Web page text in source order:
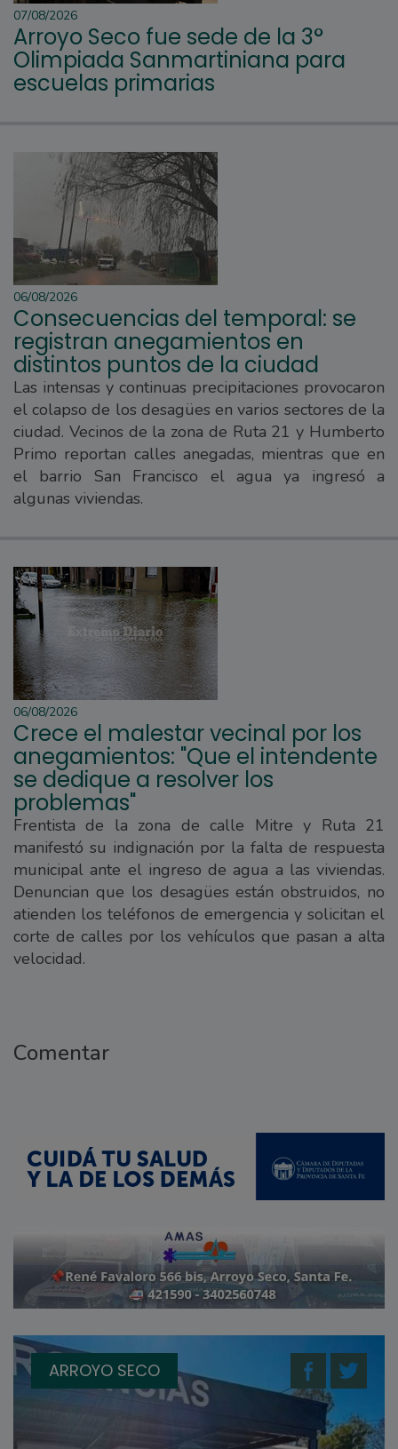
07/08/2026
Arroyo Seco fue sede de la 3°
Olimpiada Sanmartiniana para
escuelas primarias
06/08/2026
Consecuencias del temporal: se
registran anegamientos en
distintos puntos de la ciudad
Las intensas y continuas precipitaciones provocaron
el colapso de los desagües en varios sectores de la
ciudad. Vecinos de la zona de Ruta 21 y Humberto
Primo reportan calles anegadas, mientras que en
el barrio San Francisco el agua ya ingresó a
algunas viviendas.
06/08/2026
Crece el malestar vecinal por los
anegamientos: "Que el intendente
se dedique a resolver los
problemas"
Frentista de la zona de calle Mitre y Ruta 21
manifestó su indignación por la falta de respuesta
municipal ante el ingreso de agua a las viviendas.
Denuncian que los desagües están obstruidos, no
atienden los teléfonos de emergencia y solicitan el
corte de calles por los vehículos que pasan a alta
velocidad.
Comentar
ARROYO SECO